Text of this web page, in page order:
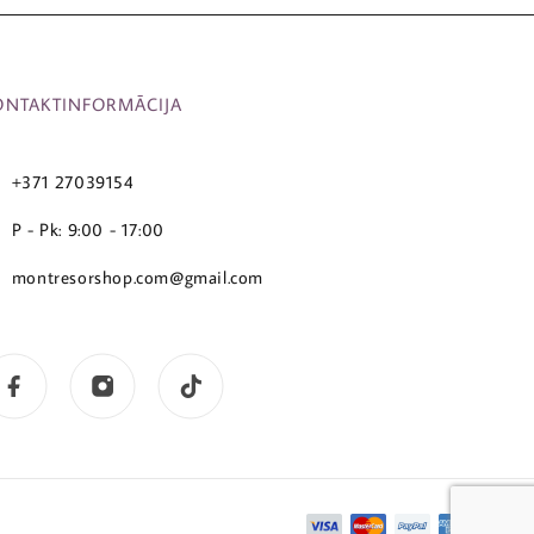
+371 27039154
P - Pk: 9:00 - 17:00
montresorshop.com@gmail.com